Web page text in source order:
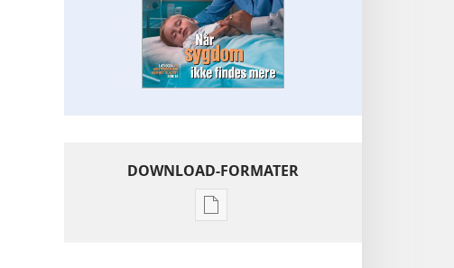
DOWNLOAD-FORMATER
Indstillinger